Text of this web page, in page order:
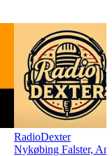
RadioDexter
Nykøbing Falster,